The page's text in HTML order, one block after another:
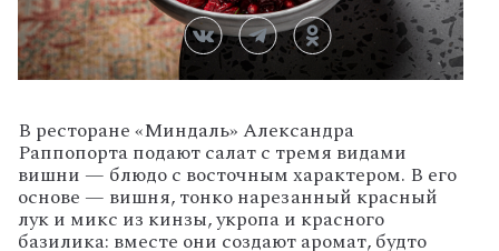
В ресторане «Миндаль» Александра
Раппопорта подают салат с тремя видами
вишни — блюдо с восточным характером. В его
основе — вишня, тонко нарезанный красный
лук и микс из кинзы, укропа и красного
базилика: вместе они создают аромат, будто